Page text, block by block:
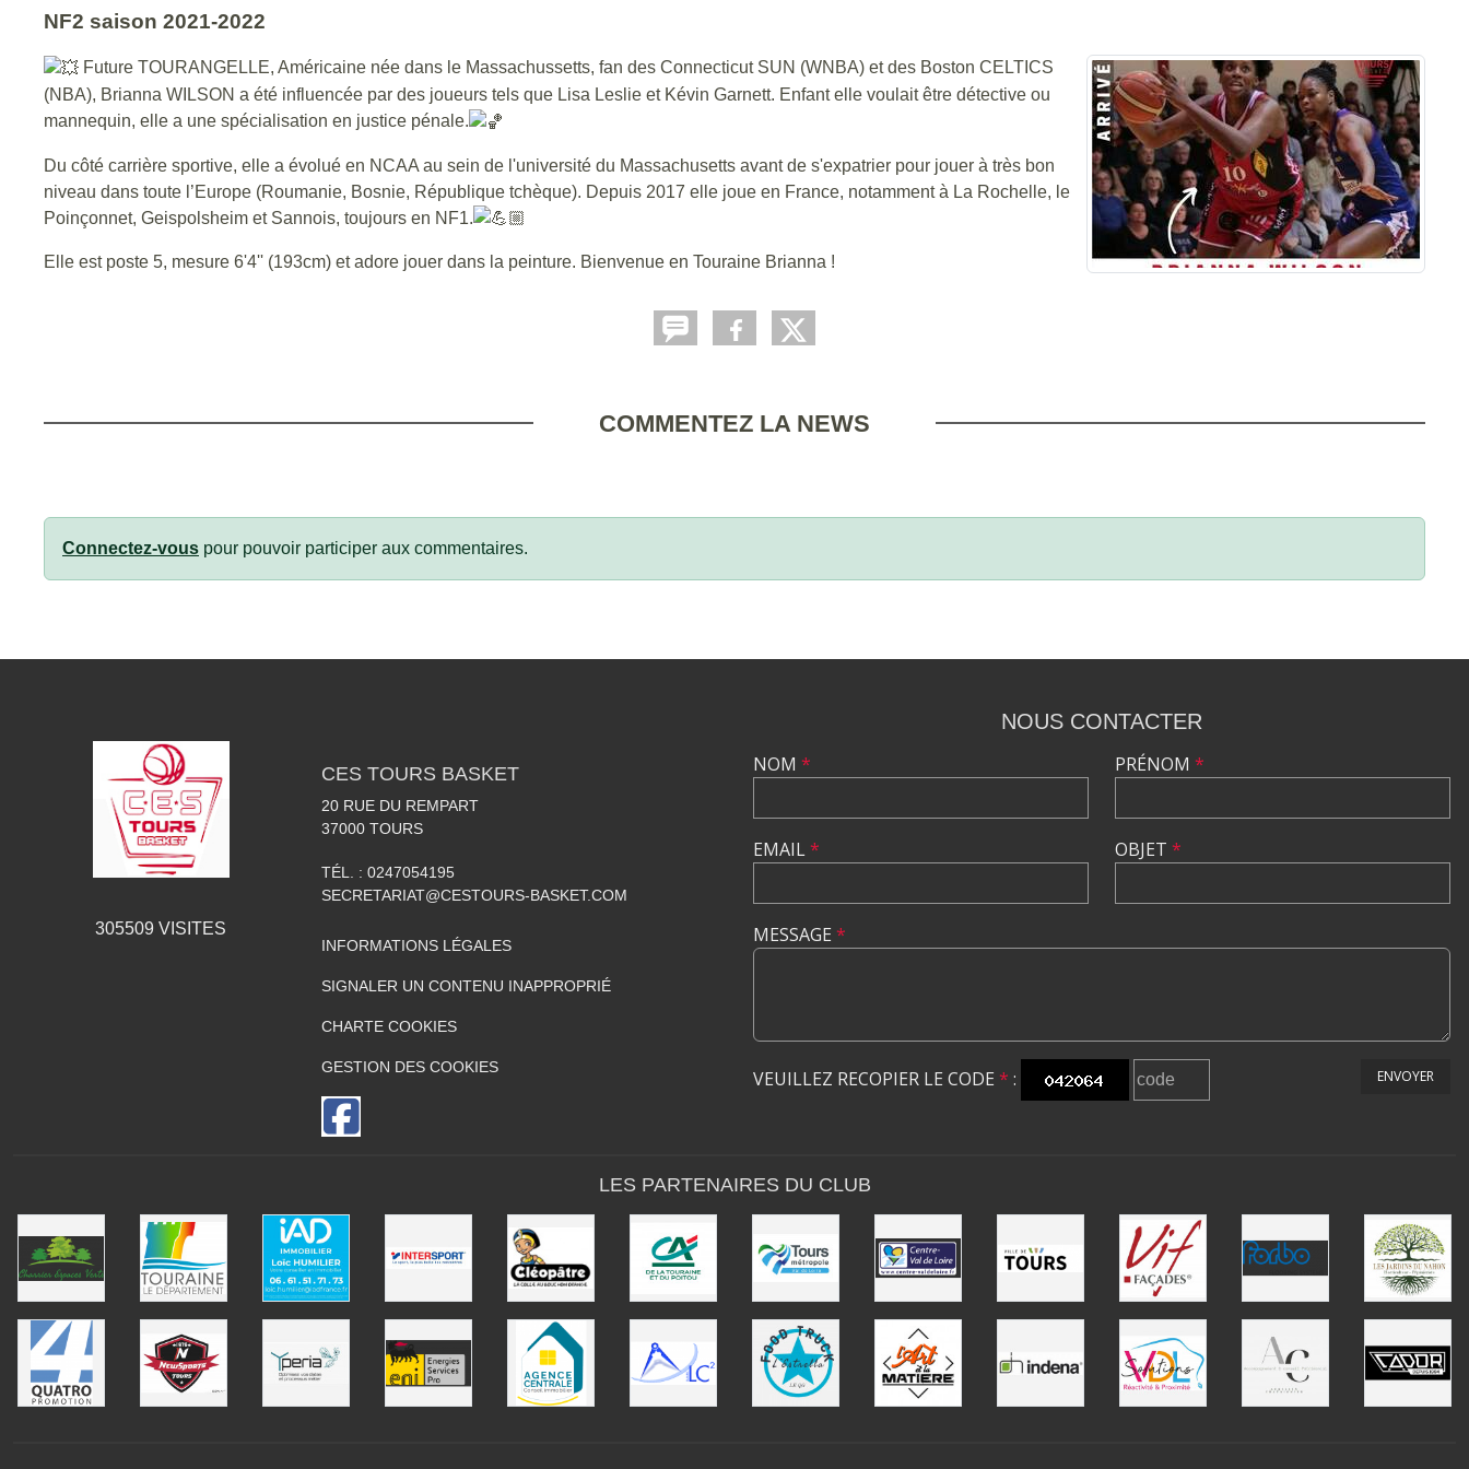
NF2 saison 2021-2022
Future TOURANGELLE, Américaine née dans le Massachussetts, fan des Connecticut SUN (WNBA) et des Boston CELTICS
(NBA), Brianna WILSON a été influencée par des joueurs tels que Lisa Leslie et Kévin Garnett. Enfant elle voulait être détective ou
mannequin, elle a une spécialisation en justice pénale.
Du côté carrière sportive, elle a évolué en NCAA au sein de l'université du Massachusetts avant de s'expatrier pour jouer à très bon
niveau dans toute l’Europe (Roumanie, Bosnie, République tchèque). Depuis 2017 elle joue en France, notamment à La Rochelle, le
Poinçonnet, Geispolsheim et Sannois, toujours en NF1.
Elle est poste 5, mesure 6'4'' (193cm) et adore jouer dans la peinture. Bienvenue en Touraine Brianna !
COMMENTEZ LA NEWS
Connectez-vous pour pouvoir participer aux commentaires.
305509 VISITES
CES TOURS BASKET
20 RUE DU REMPART
37000 TOURS
TÉL. : 0247054195
SECRETARIAT@CESTOURS-BASKET.COM
INFORMATIONS LÉGALES
SIGNALER UN CONTENU INAPPROPRIÉ
CHARTE COOKIES
GESTION DES COOKIES
NOUS CONTACTER
NOM *
EMAIL*
PRÉNOM *
OBJET *
MESSAGE *
VEUILLEZ RECOPIER LE CODE * : ENVOYER
LES PARTENAIRES DU CLUB